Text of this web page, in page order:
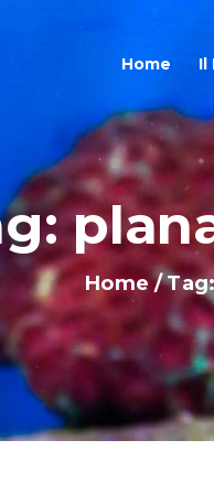
Home Il
Home
NOSTRO